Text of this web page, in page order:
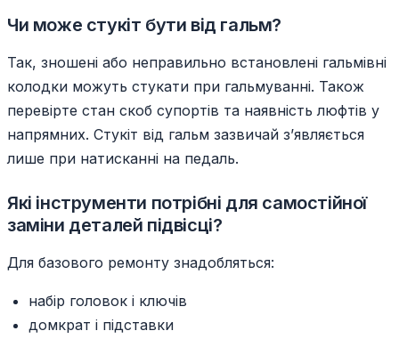
Чи може стукіт бути від гальм?
Так, зношені або неправильно встановлені гальмівні
колодки можуть стукати при гальмуванні. Також
перевірте стан скоб супортів та наявність люфтів у
напрямних. Стукіт від гальм зазвичай з’являється
лише при натисканні на педаль.
Які інструменти потрібні для самостійної
заміни деталей підвісці?
Для базового ремонту знадобляться:
набір головок і ключів
домкрат і підставки